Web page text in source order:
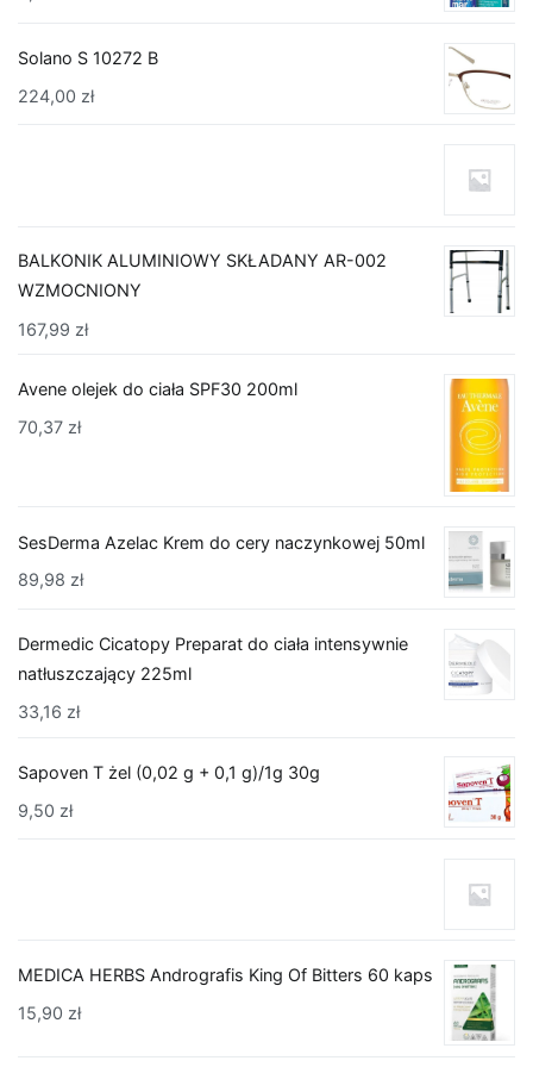
Solano S 10272 B
224,00 zł
BALKONIK ALUMINIOWY SKŁADANY AR-002
WZMOCNIONY
167,99 zł
Avene olejek do ciała SPF30 200ml
70,37 zł
SesDerma Azelac Krem do cery naczynkowej 50ml
89,98 zł
Dermedic Cicatopy Preparat do ciała intensywnie
natłuszczający 225ml
33,16 zł
Sapoven T żel (0,02 g + 0,1 g)/1g 30g
9,50 zł
MEDICA HERBS Andrografis King Of Bitters 60 kaps
15,90 zł